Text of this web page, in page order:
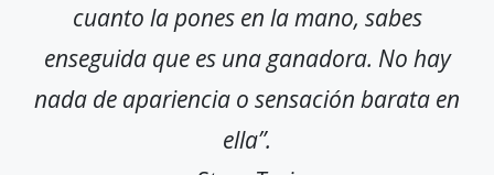
cuanto la pones en la mano, sabes
enseguida que es una ganadora. No hay
nada de apariencia o sensación barata en
ella”.